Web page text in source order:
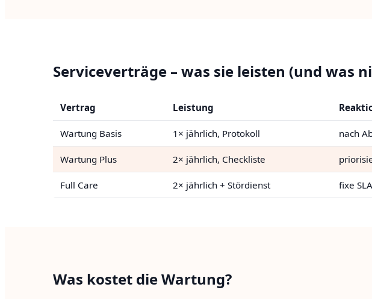
Serviceverträge – was sie leisten (und was
Vertrag Leistung
Wartung Basis 1× jährlich, Protokoll nach
Wartung Plus 2× jährlich, Checkliste
Full Care 2× jährlich + Stördienst fixe SLA
Was kostet die Wartung?